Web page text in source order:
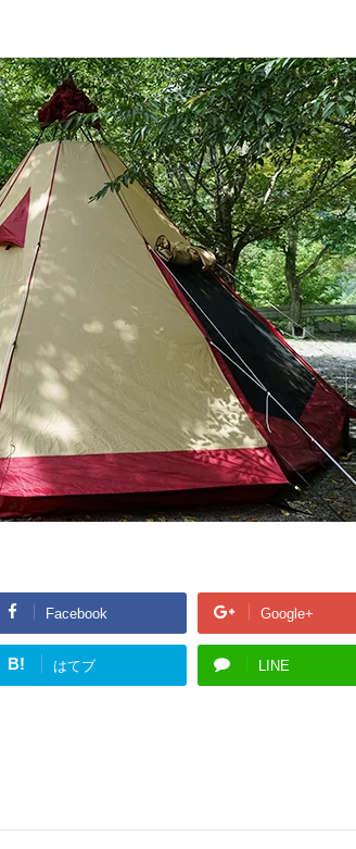
Facebook Google+
B! はてブ LINE